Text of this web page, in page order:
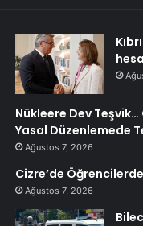
Nükleere Dev Teşvik…
Yasal Düzenlemede
Ağustos 7, 2026
Cizre’de
Ağustos 7, 2026